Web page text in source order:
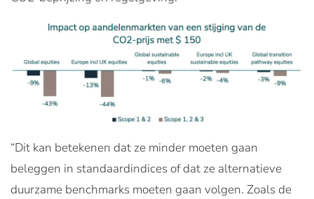
“Dit kan betekenen dat ze minder moeten gaan
beleggen in standaardindices of dat ze alternatieve
duurzame benchmarks moeten gaan volgen. Zoals de